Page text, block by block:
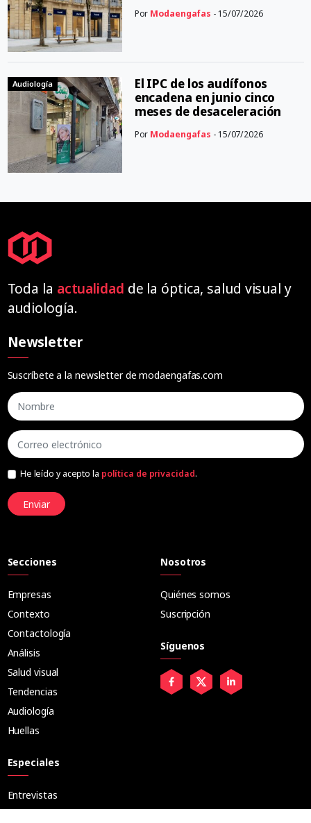
Por Modaengafas - 15/07/2026
Audiología
El IPC de los audífonos
encadena en junio cinco
meses de desaceleración
Por Modaengafas - 15/07/2026
Toda la actualidad de la óptica, salud visual y
audiología.
Newsletter
Suscríbete a la newsletter de modaengafas.com
He leído y acepto la política de privacidad.
Enviar
Secciones
Empresas
Contexto
Contactología
Análisis
Salud visual
Tendencias
Audiología
Huellas
Especiales
Entrevistas
Nosotros
Quiénes somos
Suscripción
Síguenos